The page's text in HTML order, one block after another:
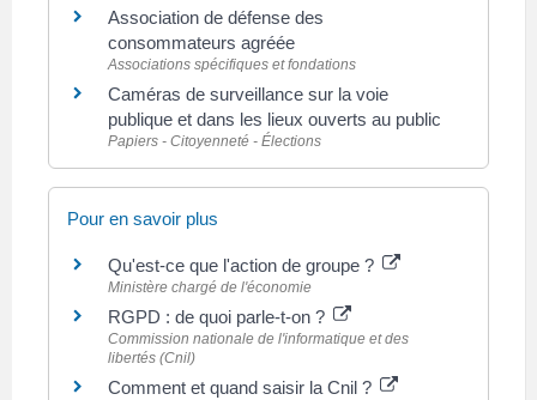
Association de défense des
consommateurs agréée
Associations spécifiques et fondations
Caméras de surveillance sur la voie
publique et dans les lieux ouverts au public
Papiers - Citoyenneté - Élections
Pour en savoir plus
Qu'est-ce que l'action de groupe ?
Ministère chargé de l'économie
RGPD : de quoi parle-t-on ?
Commission nationale de l'informatique et des
libertés (Cnil)
Comment et quand saisir la Cnil ?